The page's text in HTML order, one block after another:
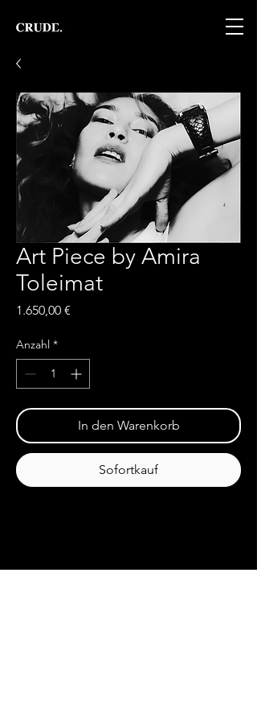
Art Piece by Amira
Toleimat
1.650,00 €
Anzahl *
In den Warenkorb
Sofortkauf